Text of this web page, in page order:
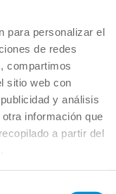
para personalizar el
de redes
compartimos
sitio web con
y análisis
información que
a partir del
monitorización de SFP